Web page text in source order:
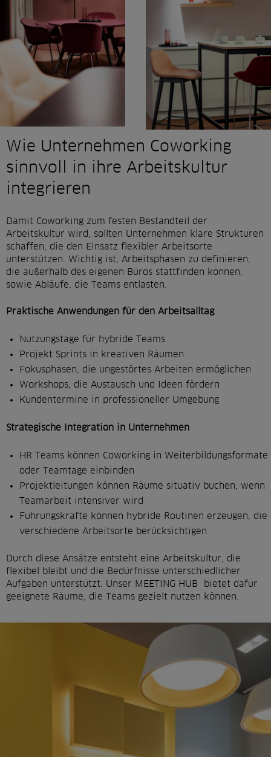
Wie Unternehmen Coworking
sinnvoll in ihre Arbeitskultur
integrieren
Damit Coworking zum festen Bestandteil der
Arbeitskultur wird, sollten Unternehmen klare Strukturen
schaffen, die den Einsatz flexibler Arbeitsorte
unterstützen. Wichtig ist, Arbeitsphasen zu definieren,
die außerhalb des eigenen Büros stattfinden können,
sowie Abläufe, die Teams entlasten.
Praktische Anwendungen für den Arbeitsalltag
Nutzungstage für hybride Teams
Projekt Sprints in kreativen Räumen
Fokusphasen, die ungestörtes Arbeiten ermöglichen
Workshops, die Austausch und Ideen fördern
Kundentermine in professioneller Umgebung
Strategische Integration in Unternehmen
HR Teams können Coworking in Weiterbildungsformate
oder Teamtage einbinden
Projektleitungen können Räume situativ buchen, wenn
Teamarbeit intensiver wird
Führungskräfte können hybride Routinen erzeugen, die
verschiedene Arbeitsorte berücksichtigen
Durch diese Ansätze entsteht eine Arbeitskultur, die
flexibel bleibt und die Bedürfnisse unterschiedlicher
Aufgaben unterstützt. Unser MEETING HUB bietet dafür
geeignete Räume, die Teams gezielt nutzen können.